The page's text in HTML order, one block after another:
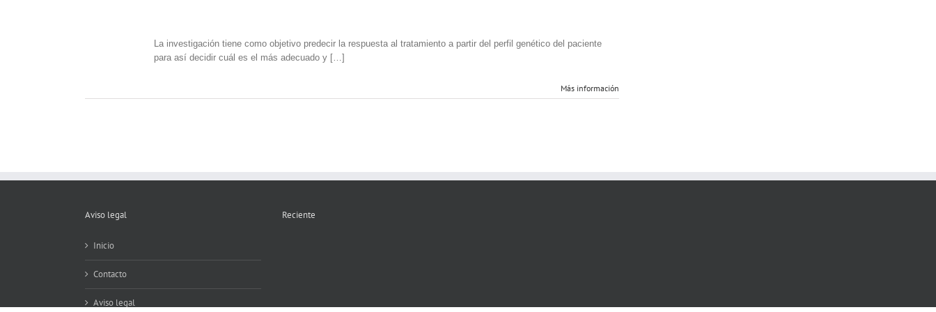
La investigación tiene como objetivo predecir la respuesta al tratamiento a partir del perfil genético del paciente
para así decidir cuál es el más adecuado y […]
Más información
Aviso legal
Inicio
Contacto
Aviso legal
Reciente